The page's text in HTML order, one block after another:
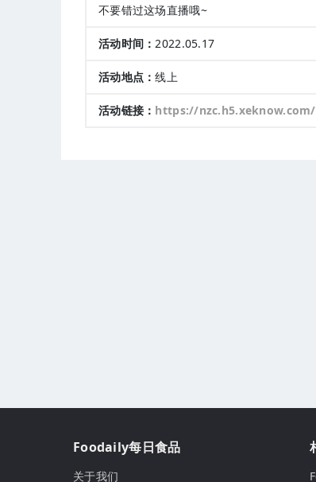
不要错过这场直播哦~
活动时间：2022.05.17
活动地点：线上
活动链接： https://nzc.h5.xeknow.com/
Foodaily每日食品
关于我们